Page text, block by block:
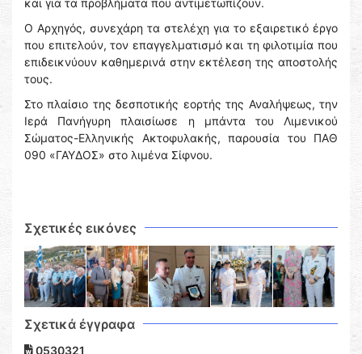
και για τα προβλήματα που αντιμετωπίζουν.
Ο Αρχηγός, συνεχάρη τα στελέχη για το εξαιρετικό έργο
που επιτελούν, τον επαγγελματισμό και τη φιλοτιμία που
επιδεικνύουν καθημερινά στην εκτέλεση της αποστολής
τους.
Στο πλαίσιο της δεσποτικής εορτής της Αναλήψεως, την
Ιερά Πανήγυρη πλαισίωσε η μπάντα του Λιμενικού
Σώματος-Ελληνικής Ακτοφυλακής, παρουσία του ΠΑΘ
090 «ΓΑΥΔΟΣ» στο λιμένα Σίφνου.
Σχετικές εικόνες
Σχετικά έγγραφα
0530321